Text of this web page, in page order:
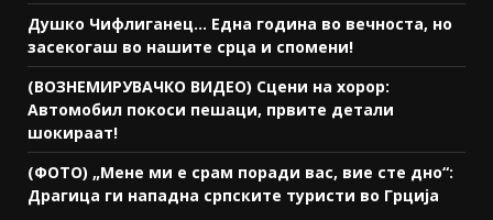
Душко Чифлиганец… Eдна година во вечноста, но
засекогаш во нашите срца и спомени!
(ВОЗНЕМИРУВАЧКО ВИДЕО) Сцени на хорор:
Автомобил покоси пешаци, првите детали
шокираат!
(ФОТО) „Мене ми е срам поради вас, вие сте дно“:
Драгица ги нападна српските туристи во Грција